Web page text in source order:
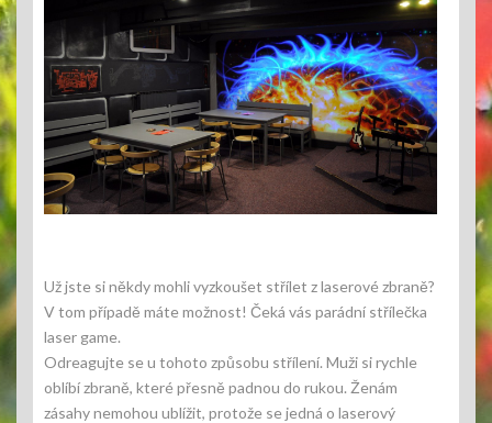
Už jste si někdy mohli vyzkoušet střílet z laserové zbraně?
V tom případě máte možnost! Čeká vás parádní střílečka
laser game.
Odreagujte se u tohoto způsobu střílení. Muži si rychle
oblíbí zbraně, které přesně padnou do rukou. Ženám
zásahy nemohou ublížit, protože se jedná o laserový